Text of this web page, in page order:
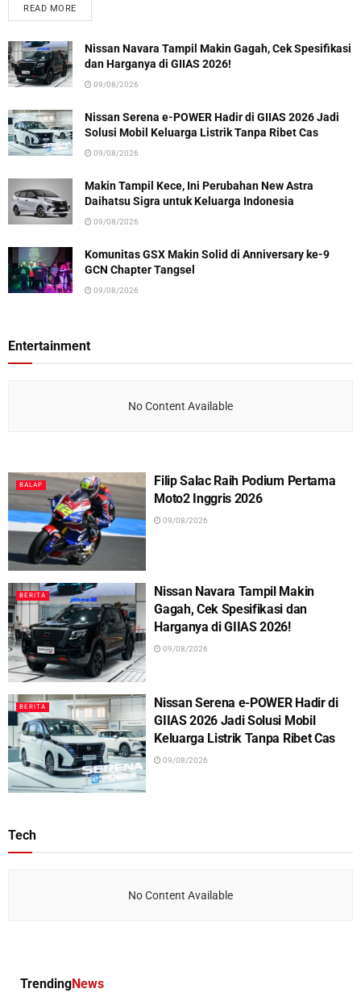
READ MORE
Nissan Navara Tampil Makin Gagah, Cek Spesifikasi
dan Harganya di GIIAS 2026!
09/08/2026
Nissan Serena e-POWER Hadir di GIIAS 2026 Jadi
Solusi Mobil Keluarga Listrik Tanpa Ribet Cas
09/08/2026
Makin Tampil Kece, Ini Perubahan New Astra
Daihatsu Sigra untuk Keluarga Indonesia
09/08/2026
Komunitas GSX Makin Solid di Anniversary ke-9
GCN Chapter Tangsel
09/08/2026
Entertainment
No Content Available
BALAP
Filip Salac Raih Podium Pertama
Moto2 Inggris 2026
09/08/2026
BERITA
Nissan Navara Tampil Makin
Gagah, Cek Spesifikasi dan
Harganya di GIIAS 2026!
09/08/2026
BERITA
Nissan Serena e-POWER Hadir di
GIIAS 2026 Jadi Solusi Mobil
Keluarga Listrik Tanpa Ribet Cas
09/08/2026
Tech
No Content Available
TrendingNews